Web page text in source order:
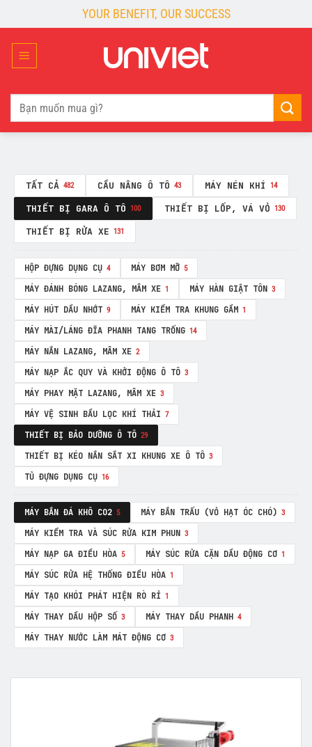
to
content
YOUR BENEFIT, OUR SUCCESS
Tìm
kiếm:
TẤT CẢ 482 CẦU NÂNG Ô TÔ 43 MÁY NÉN KHÍ 14
THIẾT BỊ GARA Ô TÔ 100 THIẾT BỊ LỐP, VÁ VỎ 130
THIẾT BỊ RỬA XE 131
HỘP ĐỰNG DỤNG CỤ 4 MÁY BƠM MỠ 5
MÁY ĐÁNH BÓNG LAZANG, MÂM XE 1 MÁY HÀN GIẬT TÔN 3
MÁY HÚT DẦU NHỚT 9 MÁY KIỂM TRA KHUNG GẦM 1
MÁY MÀI/LÁNG ĐĨA PHANH TANG TRỐNG 14
MÁY NẮN LAZANG, MÂM XE 2
MÁY NẠP ẮC QUY VÀ KHỞI ĐỘNG Ô TÔ 3
MÁY PHAY MẶT LAZANG, MÂM XE 3
MÁY VỆ SINH BẦU LỌC KHÍ THẢI 7
THIẾT BỊ BẢO DƯỠNG Ô TÔ 29
THIẾT BỊ KÉO NẮN SẮT XI KHUNG XE Ô TÔ 3
TỦ ĐỰNG DỤNG CỤ 16
MÁY BẮN ĐÁ KHÔ CO2 5 MÁY BẮN TRẤU (VỎ HẠT ÓC CHÓ) 3
MÁY KIỂM TRA VÀ SÚC RỬA KIM PHUN 3
MÁY NẠP GA ĐIỀU HÒA 5 MÁY SÚC RỬA CẶN DẦU ĐỘNG CƠ 1
MÁY SÚC RỬA HỆ THỐNG ĐIỀU HÒA 1
MÁY TẠO KHÓI PHÁT HIỆN RÒ RỈ 1
MÁY THAY DẦU HỘP SỐ 3 MÁY THAY DẦU PHANH 4
MÁY THAY NƯỚC LÀM MÁT ĐỘNG CƠ 3